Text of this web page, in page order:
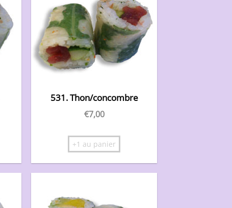
531. Thon/concombre
€7,00
+1 au panier